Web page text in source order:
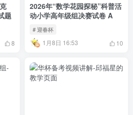
题
8
2026年“数学花园探秘”科普活
动小学高年级组决赛试卷 A
# 迎春杯
1月8日 16:53 10